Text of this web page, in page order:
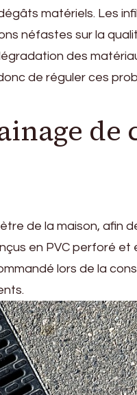
matériels. Les
néfastes sur la
des
de réguler ces
de
de la maison, afin
en PVC perforé
lors de la